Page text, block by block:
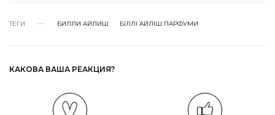
ТЕГИ БИЛЛИ АЙЛИШ БІЛЛІ АЙЛІШ ПАРФУМИ
КАКОВА ВАША РЕАКЦИЯ?